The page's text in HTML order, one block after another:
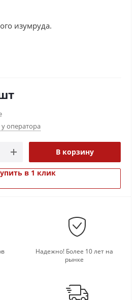
изумруда.
оператора
В корзину
в 1 клик
Надежно! Более 10 лет на
рынке